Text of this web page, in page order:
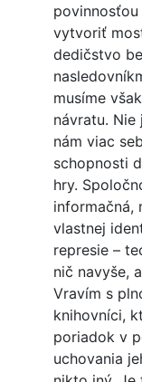
vytvoriť
dedičstvo
musíme
návratu. Nie
nám viac
schopnosti
hry.
informačná,
vlastnej
represie –
nič navyše,
Vravím s
knihovníci,
poriadok v
uchovania